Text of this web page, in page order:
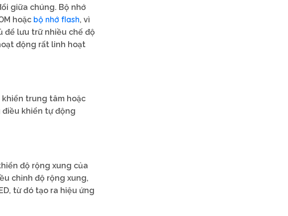
giữa chúng. Bộ nhớ
hoặc bộ nhớ flash, vì
để lưu trữ nhiều chế độ
động rất linh hoạt
khiển trung tâm hoặc
khiển tự động
độ rộng xung của
chỉnh độ rộng xung,
từ đó tạo ra hiệu ứng